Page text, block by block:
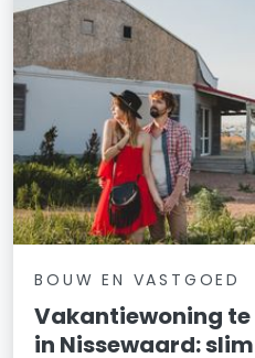
BOUW EN VASTGOED
Vakantiewoning
in Nissewaard: